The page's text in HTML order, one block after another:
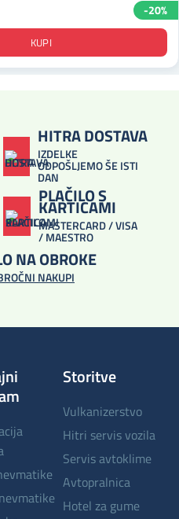
-20%
HITRA DOSTAVA
IZDELKE
ODPOŠLJEMO ŠE ISTI
DAN
PLAČILO S
KARTICAMI
MASTERCARD / VISA
/ MAESTRO
NA OBROKE
NAKUPI
Storitve
vulkanizerstvo
hitri servis vozila
servis avtoklime
avtopralnica
hotel za gume